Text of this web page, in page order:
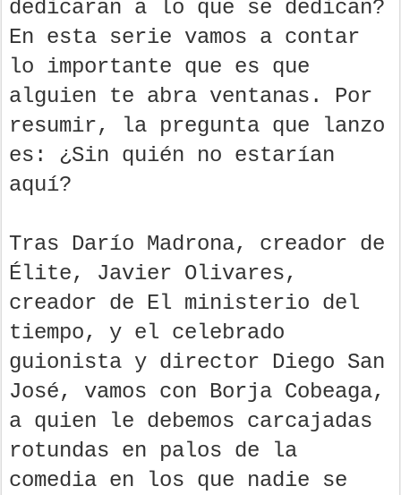
dedicaran a lo que se dedican?
En esta serie vamos a contar
lo importante que es que
alguien te abra ventanas. Por
resumir, la pregunta que lanzo
es: ¿Sin quién no estarían
aquí?
Tras Darío Madrona, creador de
Élite, Javier Olivares,
creador de El ministerio del
tiempo, y el celebrado
guionista y director Diego San
José, vamos con Borja Cobeaga,
a quien le debemos carcajadas
rotundas en palos de la
comedia en los que nadie se